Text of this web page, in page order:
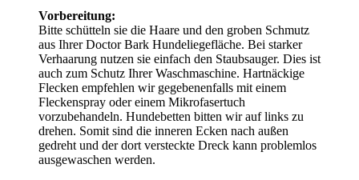
Vorbereitung:
Bitte schütteln sie die Haare und den groben Schmutz
aus Ihrer Doctor Bark Hundeliegefläche. Bei starker
Verhaarung nutzen sie einfach den Staubsauger. Dies ist
auch zum Schutz Ihrer Waschmaschine. Hartnäckige
Flecken empfehlen wir gegebenenfalls mit einem
Fleckenspray oder einem Mikrofasertuch
vorzubehandeln. Hundebetten bitten wir auf links zu
drehen. Somit sind die inneren Ecken nach außen
gedreht und der dort versteckte Dreck kann problemlos
ausgewaschen werden.